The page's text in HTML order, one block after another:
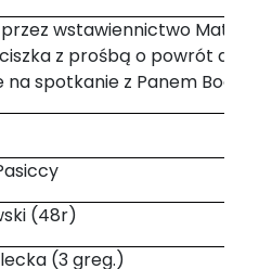
wstawiennictwo Matki
z prośbą o powrót do
spotkanie z Panem
(48r)
(3 greg.)